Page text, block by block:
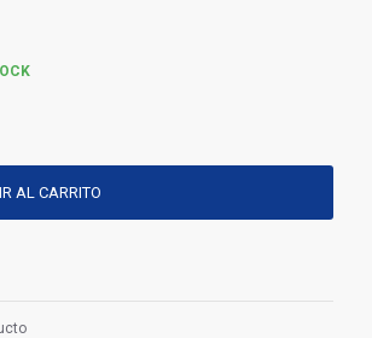
AL CARRITO